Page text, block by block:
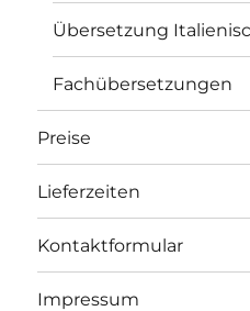
Übersetzung
Fachübersetzungen
Preise
Lieferzeiten
Kontaktformular
Impressum